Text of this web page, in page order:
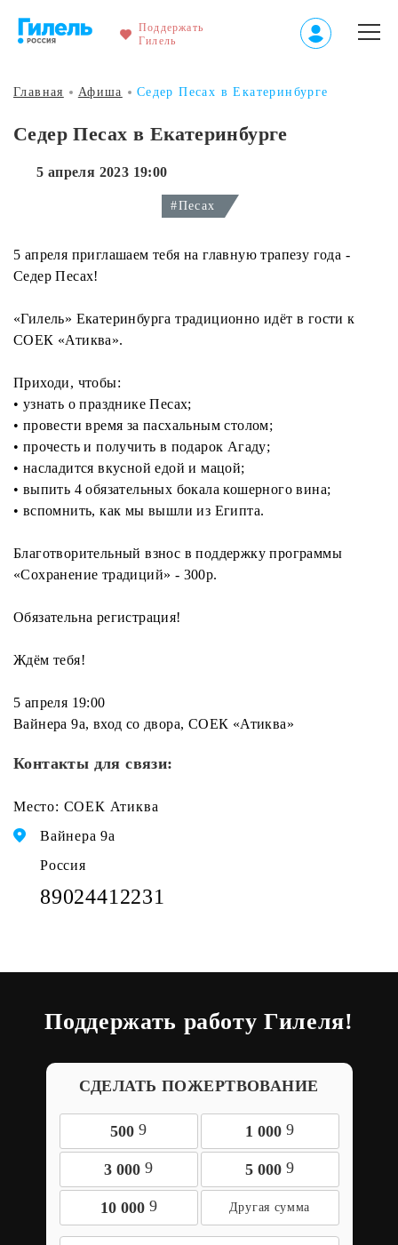
Поддержать
Гилель
Главная Афиша Седер Песах в Екатеринбурге
Седер Песах в Екатеринбурге
5 апреля 2023 19:00
#Песах
5 апреля приглашаем тебя на главную трапезу года -
Седер Песах!
«Гилель» Екатеринбурга традиционно идёт в гости к
СОЕК «Атиква».
Приходи, чтобы:
• узнать о празднике Песах;
• провести время за пасхальным столом;
• прочесть и получить в подарок Агаду;
• насладится вкусной едой и мацой;
• выпить 4 обязательных бокала кошерного вина;
• вспомнить, как мы вышли из Египта.
Благотворительный взнос в поддержку программы
«Сохранение традиций» - 300р.
Обязательна регистрация!
Ждём тебя!
5 апреля 19:00
Вайнера 9а, вход со двора, СОЕК «Атиква»
Контакты для связи:
Место: СОЕК Атиква
Вайнера 9а
Россия
89024412231
Поддержать работу Гилеля!
СДЕЛАТЬ ПОЖЕРТВОВАНИЕ
500 9 1 000 9
3 000 9 5 000 9
10 000 9